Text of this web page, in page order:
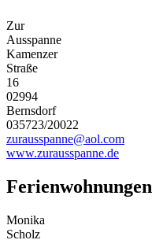
Zur
Ausspanne
Kamenzer
Straße
16
02994
Bernsdorf
035723/20022
zurausspanne@aol.com
www.zurausspanne.de
Ferienwohnungen
Monika
Scholz